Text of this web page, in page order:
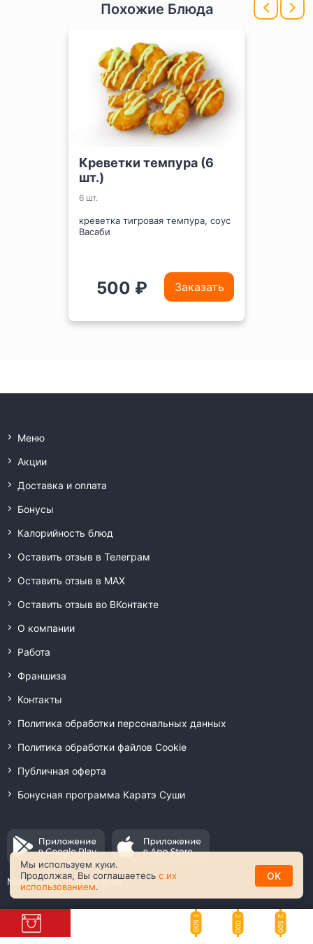
Похожие Блюда
Креветки темпура (6
шт.)
6 шт.
креветка тигровая темпура, соус
Васаби
500 ₽ Заказать
Меню
Акции
Доставка и оплата
Бонусы
Калорийность блюд
Оставить отзыв в Телеграм
Оставить отзыв в MAX
Оставить отзыв во ВКонтакте
О компании
Работа
Франшиза
Контакты
Политика обработки персональных данных
Политика обработки файлов Cookie
Публичная оферта
Бонусная программа Каратэ Суши
Мобильное приложение
1 500 2 000 2 500
Мы используем куки.
Продолжая, Вы соглашаетесь с их
использованием.
OK